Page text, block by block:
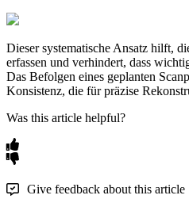
Dieser systematische Ansatz hilft,
erfassen und verhindert, dass
Das Befolgen eines geplanten
Konsistenz, die für präzise
Was this article helpful?
Give feedback about this article